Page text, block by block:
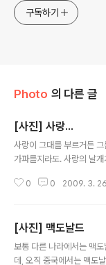
구독하기
Photo 의 다른 글
[사진] 사랑...
사랑이 그대를 부르거든
가파를지라도. 사랑의 날
처 입힐지라도. 사랑이 그
중에서 -
0 0 2009. 3.
[사진] 맥도날드
보통 다른 나라에서는 맥
데, 오직 중국에서는 맥도